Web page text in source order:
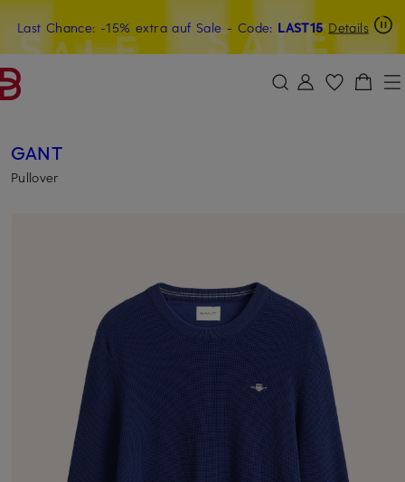
ZUM HAUPTINHALT ÜBERSPRINGEN ZUM SUCHFELD ÜBERSPRINGEN
Last Chance: -15% extra auf Sale- Code: LAST15 Details
20€-Willkommensgutschein mit Beyond sichern
GANT
Pullover